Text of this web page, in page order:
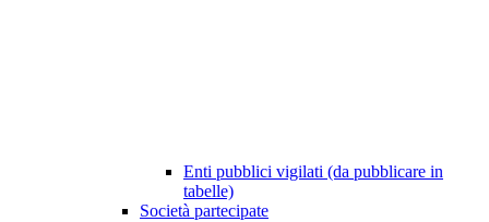
Enti pubblici vigilati (da pubblicare in
tabelle)
Società partecipate